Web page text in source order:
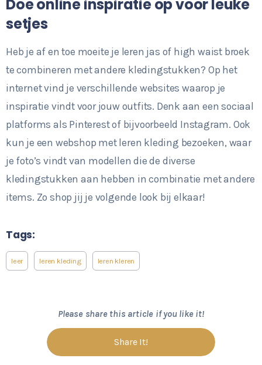
Doe online inspiratie op voor leuke
setjes
Heb je af en toe moeite je leren jas of high waist broek
te combineren met andere kledingstukken? Op het
internet vind je verschillende websites waarop je
inspiratie vindt voor jouw outfits. Denk aan een sociaal
platforms als Pinterest of bijvoorbeeld Instagram. Ook
kun je een webshop met leren kleding bezoeken, waar
je foto’s vindt van modellen die de diverse
kledingstukken aan hebben in combinatie met andere
items. Zo shop jij je volgende look bij elkaar!
Tags:
leer leren kleding leren kleren
Please share this article if you like it!
Share It!